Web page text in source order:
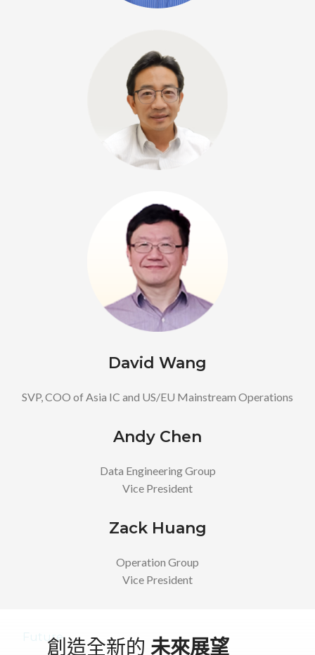
David Wang
SVP, COO of Asia IC and US/EU Mainstream Operations
Andy Chen
Data Engineering Group
Vice President
Zack Huang
Operation Group
Vice President
Future創造全新的未來展望